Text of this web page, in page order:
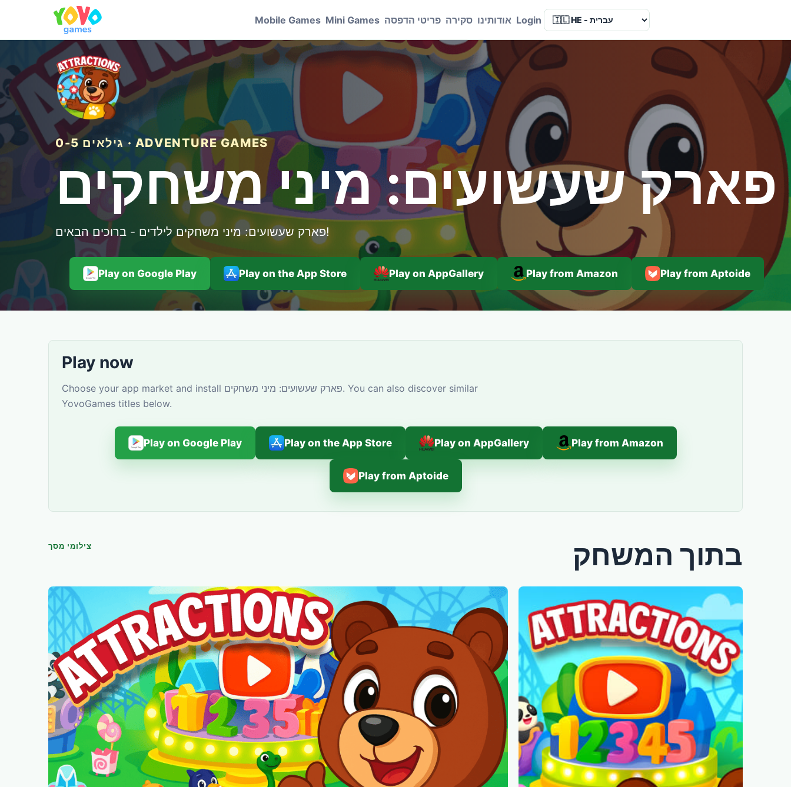
Mobile Games Mini Games פריטי הדפסה סקירה אודותינו Login Language
גילאים 0-5 · ADVENTURE GAMES
פארק שעשועים: מיני משחקים
פארק שעשועים: מיני משחקים לילדים - ברוכים הבאים!
Play on Google Play Play on the App Store Play on AppGallery Play from Amazon Play from Aptoide
Play now
Choose your app market and install פארק שעשועים: מיני משחקים. You can also discover similar
YovoGames titles below.
Play on Google Play Play on the App Store Play on AppGallery Play from Amazon
Play from Aptoide
צילומי מסך בתוך המשחק